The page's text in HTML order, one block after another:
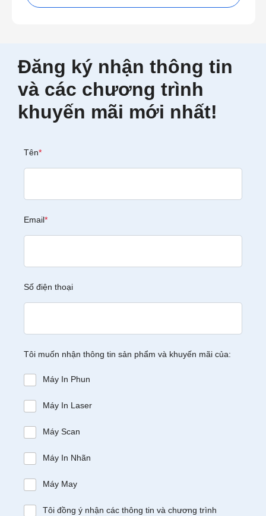
Đăng ký nhận thông tin
và các chương trình
khuyến mãi mới nhất!
Tên*
Email*
Số điện thoại
Tôi muốn nhận thông tin sản phẩm và khuyến mãi của:
Máy In Phun
Máy In Laser
Máy Scan
Máy In Nhãn
Máy May
Tôi đồng ý nhận các thông tin và chương trình